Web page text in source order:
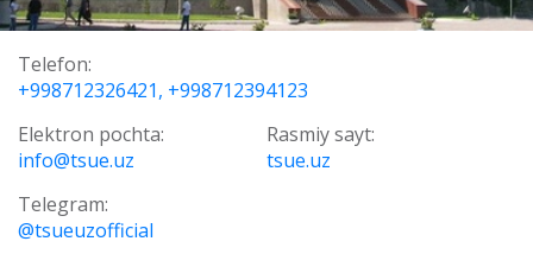
Telefon:
+998712326421, +998712394123
Elektron pochta:
info@tsue.uz
Rasmiy sayt:
tsue.uz
Telegram:
@tsueuzofficial